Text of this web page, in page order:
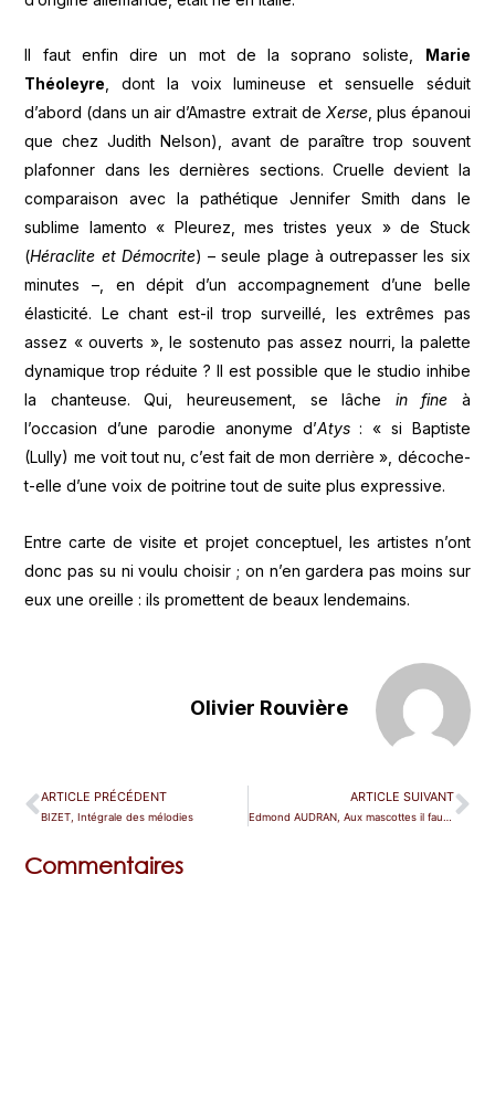
Il faut enfin dire un mot de la soprano soliste,
Marie
Théoleyre, dont la voix lumineuse et sensuelle séduit
d’abord (dans un air d’Amastre extrait de Xerse, plus épanoui
que chez Judith Nelson), avant de paraître trop souvent
plafonner dans les dernières sections. Cruelle devient la
comparaison avec la pathétique Jennifer Smith dans le
sublime lamento « Pleurez, mes tristes yeux » de Stuck
(Héraclite et Démocrite) – seule plage à outrepasser les six
minutes –, en dépit d’un accompagnement d’une belle
élasticité. Le chant est-il trop surveillé, les extrêmes pas
assez « ouverts », le sostenuto pas assez nourri, la palette
dynamique trop réduite ? Il est possible que le studio inhibe
la chanteuse. Qui, heureusement, se lâche in fine à
l’occasion d’une parodie anonyme d’Atys: « si Baptiste
(Lully) me voit tout nu, c’est fait de mon derrière », décoche-
t-elle d’une voix de poitrine tout de suite plus expressive.
Entre carte de visite et projet conceptuel, les artistes n’ont
donc pas su ni voulu choisir ; on n’en gardera pas moins sur
eux une oreille : ils promettent de beaux lendemains.
Olivier Rouvière
ARTICLE PRÉCÉDENT
BIZET, Intégrale des mélodies
ARTICLE SUIVANT
Commentaires